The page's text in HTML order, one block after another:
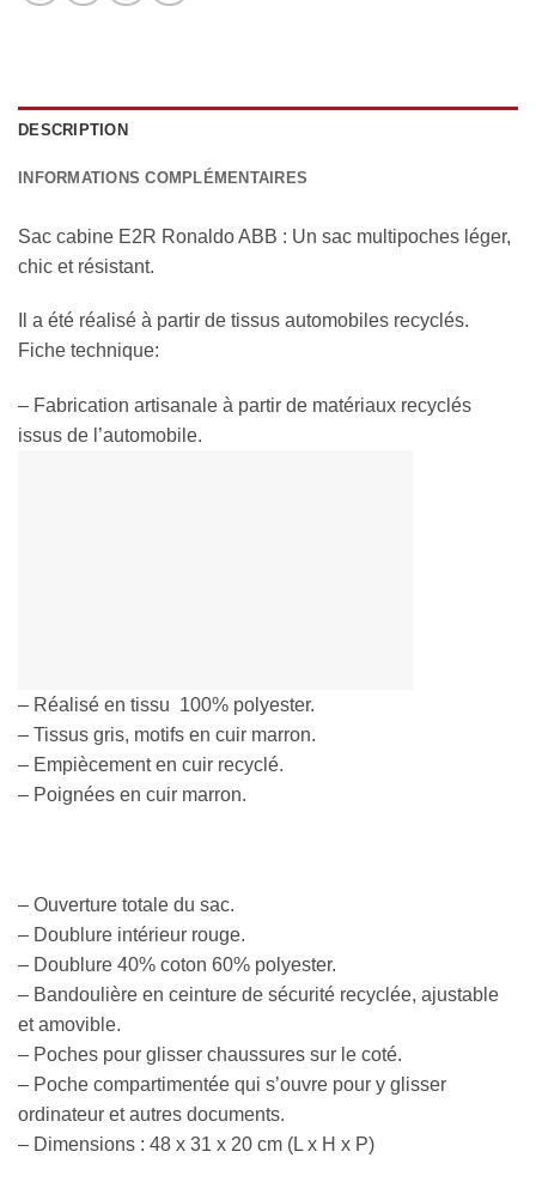
DESCRIPTION
INFORMATIONS COMPLÉMENTAIRES
Sac cabine E2R Ronaldo ABB : Un sac multipoches léger,
chic et résistant.
Il a été réalisé à partir de tissus automobiles recyclés.
Fiche technique:
– Fabrication artisanale à partir de matériaux recyclés
issus de l’automobile.
– Réalisé en tissu 100% polyester.
– Tissus gris, motifs en cuir marron.
– Empiècement en cuir recyclé.
– Poignées en cuir marron.
– Ouverture totale du sac.
– Doublure intérieur rouge.
– Doublure 40% coton 60% polyester.
– Bandoulière en ceinture de sécurité recyclée, ajustable
et amovible.
– Poches pour glisser chaussures sur le coté.
– Poche compartimentée qui s’ouvre pour y glisser
ordinateur et autres documents.
– Dimensions : 48 x 31 x 20 cm (L x H x P)